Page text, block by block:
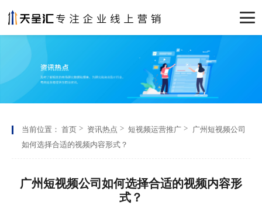
当前位置： 首页 资讯热点 短视频运营推广
广州短视频公司
如何选择合适的视频内容形式？
广州短视频公司如何选择合适的视频内容形
式？